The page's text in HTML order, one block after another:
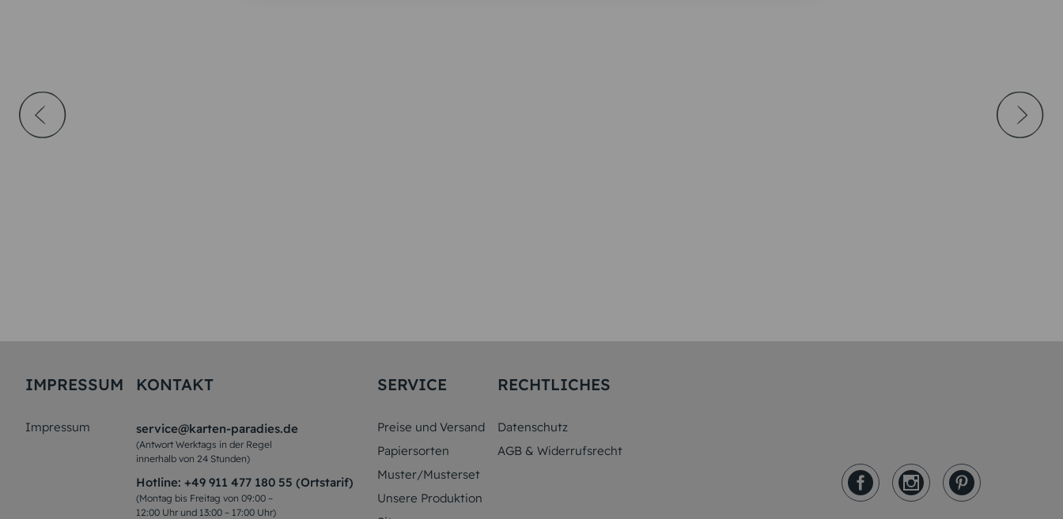
IMPRESSUM
Impressum
KONTAKT
service@karten-paradies.de
(Antwort Werktags in der Regel
innerhalb von 24 Stunden)
Hotline: +49 911 477 180 55 (Ortstarif)
(Montag bis Freitag von 09:00 –
12:00 Uhr und 13:00 – 17:00 Uhr)
SERVICE
Preise und Versand
Papiersorten
Muster/Musterset
Unsere Produktion
RECHTLICHES
Datenschutz
AGB & Widerrufsrecht